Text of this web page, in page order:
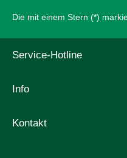
Die mit einem Stern (*)
Service-Hotline
Info
Kontakt